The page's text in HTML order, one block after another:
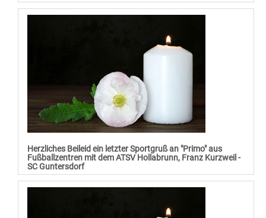
Herzliches Beileid ein letzter Sportgruß an "Primo" aus
Fußballzentren mit dem ATSV Hollabrunn, Franz Kurzweil -
SC Guntersdorf